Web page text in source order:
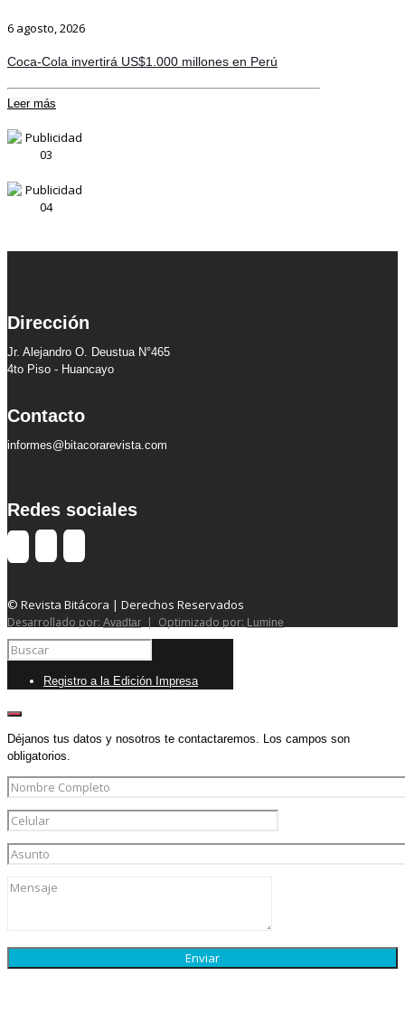
6 agosto, 2026
Coca-Cola invertirá US$1.000 millones en Perú
Leer más
Dirección
Jr. Alejandro O. Deustua N°465
4to Piso - Huancayo
Contacto
informes@bitacorarevista.com
Redes sociales
© Revista Bitácora | Derechos Reservados
Desarrollado por: Avadtar | Optimizado por: Lumine
Registro a la Edición Impresa
Déjanos tus datos y nosotros te contactaremos. Los campos son
obligatorios.